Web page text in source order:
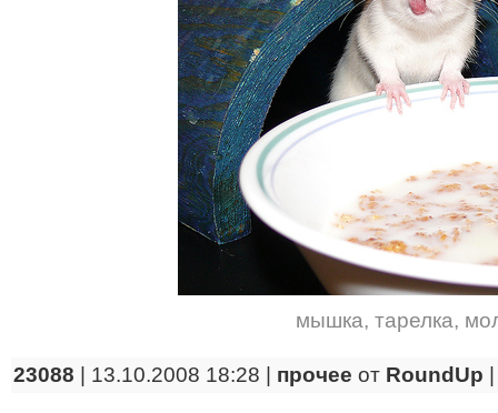
мышка, тарелка,
23088 | 13.10.2008 18:28 | прочее от RoundUp